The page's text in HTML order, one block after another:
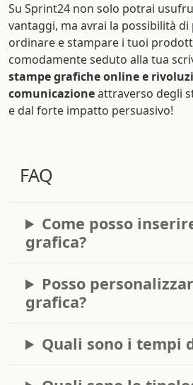
Su Sprint24 non solo potrai
vantaggi, ma avrai la possibilità di
ordinare e stampare i tuoi
comodamente seduto alla tua
stampe grafiche online e
comunicazioneattraverso degli
e dal forte impatto persuasivo!
FAQ
Come posso
grafica?
Posso
grafica?
Quali sono i tempi